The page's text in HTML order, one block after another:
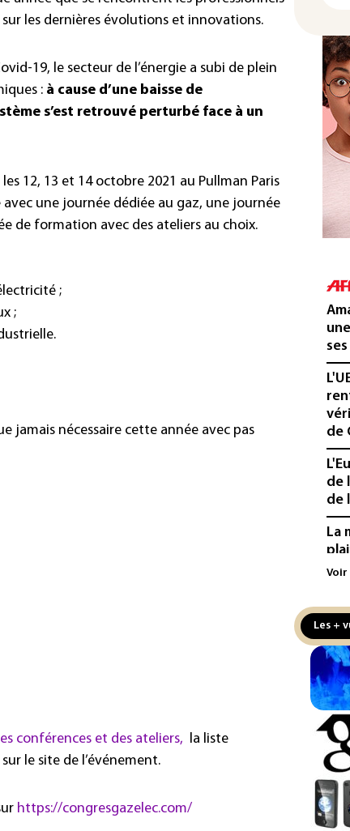
les dernières évolutions et innovations.
19, le secteur de l’énergie a subi de plein
: à cause d’une baisse de
s’est retrouvé perturbé face à un
12, 13 et 14 octobre 2021 au Pullman Paris
avec une journée dédiée au gaz, une journée
de formation avec des ateliers au choix.
;
;
jamais nécessaire cette année avec pas
conférences et des ateliers, la liste
sur le site de l’événement.
https://congresgazelec.com/
de
de
de
La
aux
la
au
la
Le
Voir
Les +